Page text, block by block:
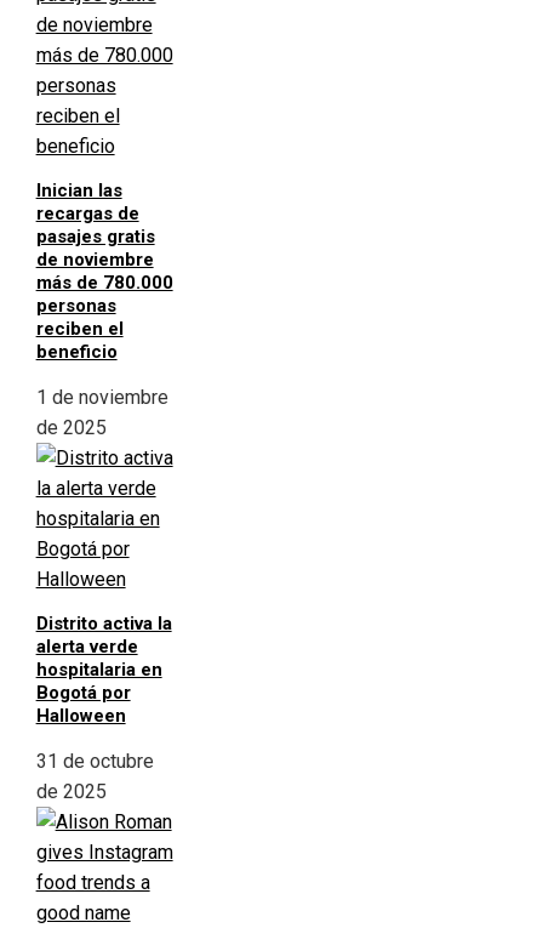
Inician las
recargas de
pasajes gratis
de noviembre
más de 780.000
personas
reciben el
beneficio
1 de noviembre
de 2025
Distrito activa la
alerta verde
hospitalaria en
Bogotá por
Halloween
31 de octubre
de 2025